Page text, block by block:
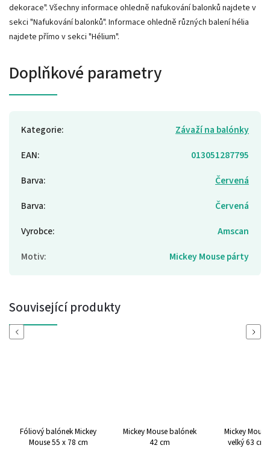
dekorace". Všechny informace ohledně nafukování balonků najdete v
sekci "Nafukování balonků". Informace ohledně různých balení hélia
najdete přímo v sekci "Hélium".
Doplňkové parametry
Kategorie:
Závaží na balónky
EAN:
013051287795
Barva:
Červená
Barva:
Červená
Vyrobce:
Amscan
Motiv: Mickey Mouse párty
Související produkty
Previous
Fóliový balónek Mickey
Mouse 55 x 78 cm
Mickey Mouse balónek
42 cm
Mickey
velký 63 cm
Next